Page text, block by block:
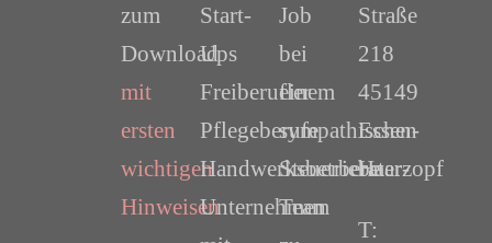
zum
Download
mit
ersten
wichtigen
Hinweisen
Start-
Ups
Freiberufler
Pflegeberufe
Handwerksbetriebe
Unternehmen
Job
bei
einem
sympathischen
Steuerberater-
Team
Straße
218
45149
Essen-
Haarzopf
T: